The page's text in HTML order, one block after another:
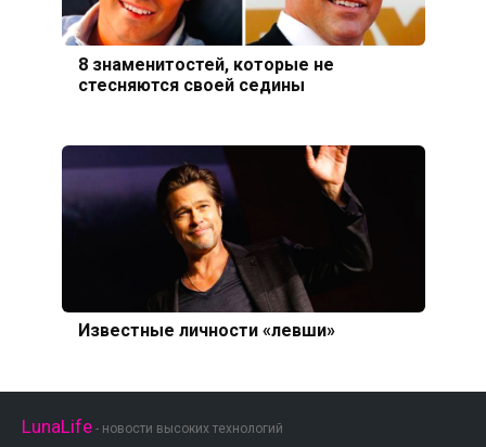
8 знаменитостей, которые не
стесняются своей седины
Известные личности «левши»
LunaLife - новости высоких технологий